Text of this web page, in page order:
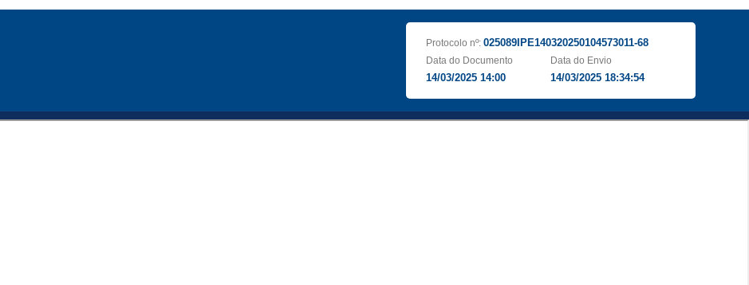
Protocolo nº: 025089IPE140320250104573011-68
Data do Documento
14/03/2025 14:00
Data do Envio
14/03/2025 18:34:54